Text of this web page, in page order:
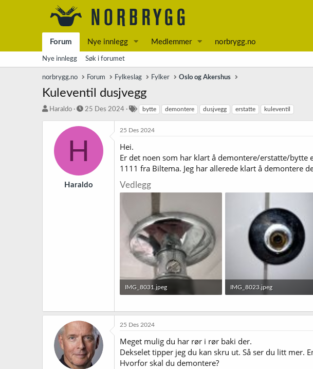
Forum Nye innlegg Medlemmer norbrygg.no
Nye innlegg Søk i forumet
norbrygg.no Forum Fylkeslag Fylker Oslo og Akershus
Kuleventil dusjvegg
THaraldo
S
a
t
o
25 Des 2024
o
d
bytte demontere dusjvegg erstatte kuleventil
H
Haraldo
25 Des 2024
Hei.
Er det noen som har klart å demontere/erstatte/bytte
1111 fra Biltema. Jeg har allerede klart å demontere
Vedlegg
IMG_8031.jpeg IMG_8023.jpeg
25 Des 2024
Meget mulig du har rør i rør baki der.
Dekselet tipper jeg du kan skru ut. Så ser du litt mer.
Hvorfor skal du demontere?